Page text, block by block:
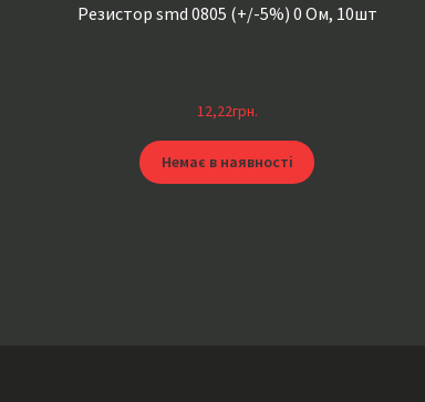
Резистор smd 0805 (+/-5%) 0 Ом, 10шт
12,22грн.
Немає в наявності